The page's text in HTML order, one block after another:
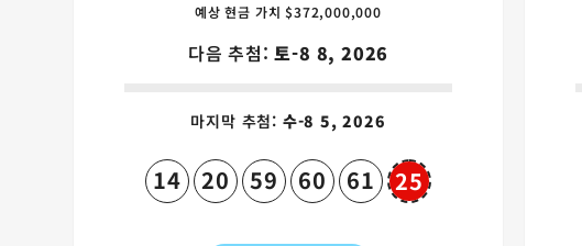
예상 현금 가치 $372,000,000
다음 추첨:토-8 8, 2026
마지막 추첨: 수-8 5, 2026
14 20 59 60 61 25Powerball